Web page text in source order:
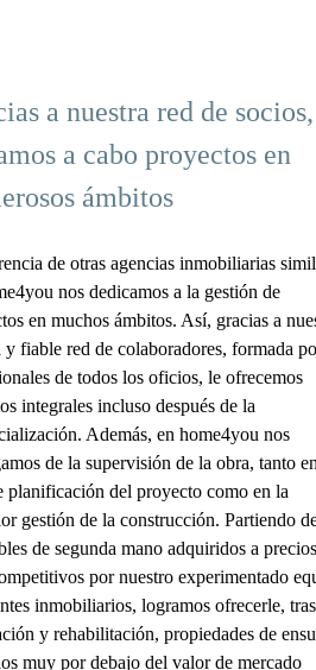
a nuestra red de socios,
a cabo proyectos en
ámbitos
de otras agencias inmobiliarias
nos dedicamos a la gestión de
en muchos ámbitos. Así, gracias a
y fiable red de colaboradores, formada
de todos los oficios, le ofrecemos
integrales incluso después de la
Además, en home4you nos
de la supervisión de la obra, tanto
planificación del proyecto como en la
gestión de la construcción. Partiendo
de segunda mano adquiridos a precios
por nuestro experimentado
inmobiliarios, logramos ofrecerle,
y rehabilitación, propiedades de
muy por debajo del valor de mercado